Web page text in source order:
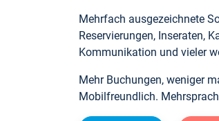
Mehrfach ausgezeichnete
Reservierungen, Inseraten,
Kommunikation und vieler
Mehr Buchungen, weniger
Mobilfreundlich.